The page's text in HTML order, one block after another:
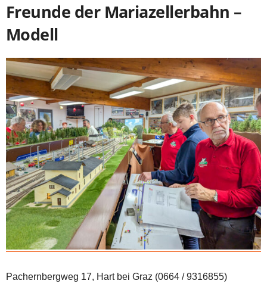
Freunde der Mariazellerbahn –
Modell
Pachernbergweg 17, Hart bei Graz (0664 / 9316855)